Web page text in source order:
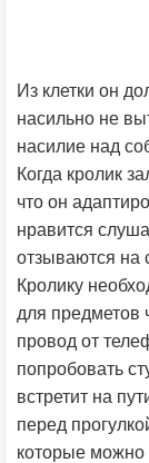
Из клетки он
насильно не
насилие над
Когда кролик
что он
нравится
отзываются на
Кролику
для предметов
провод от
попробовать
встретит на
перед
которые можно